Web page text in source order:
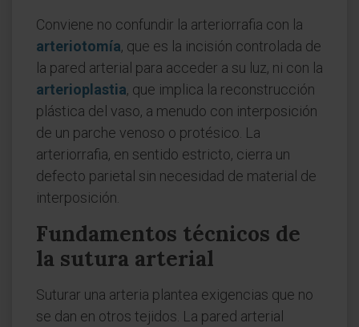
Conviene no confundir la arteriorrafia con la
arteriotomía, que es la incisión controlada de
la pared arterial para acceder a su luz, ni con la
arterioplastia, que implica la reconstrucción
plástica del vaso, a menudo con interposición
de un parche venoso o protésico. La
arteriorrafia, en sentido estricto, cierra un
defecto parietal sin necesidad de material de
interposición.
Fundamentos técnicos de
la sutura arterial
Suturar una arteria plantea exigencias que no
se dan en otros tejidos. La pared arterial